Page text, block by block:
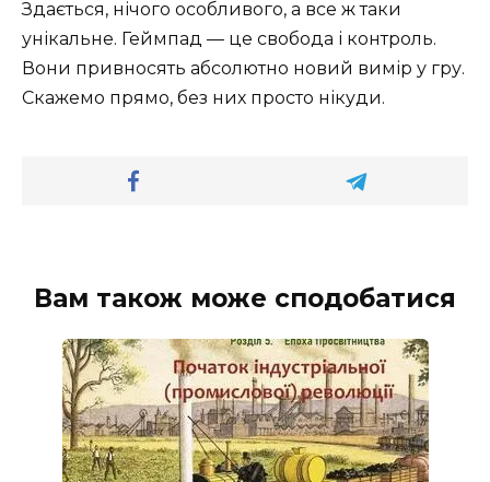
Здається, нічого особливого, а все ж таки
унікальне. Геймпад — це свобода і контроль.
Вони привносять абсолютно новий вимір у гру.
Скажемо прямо, без них просто нікуди.
Вам також може сподобатися